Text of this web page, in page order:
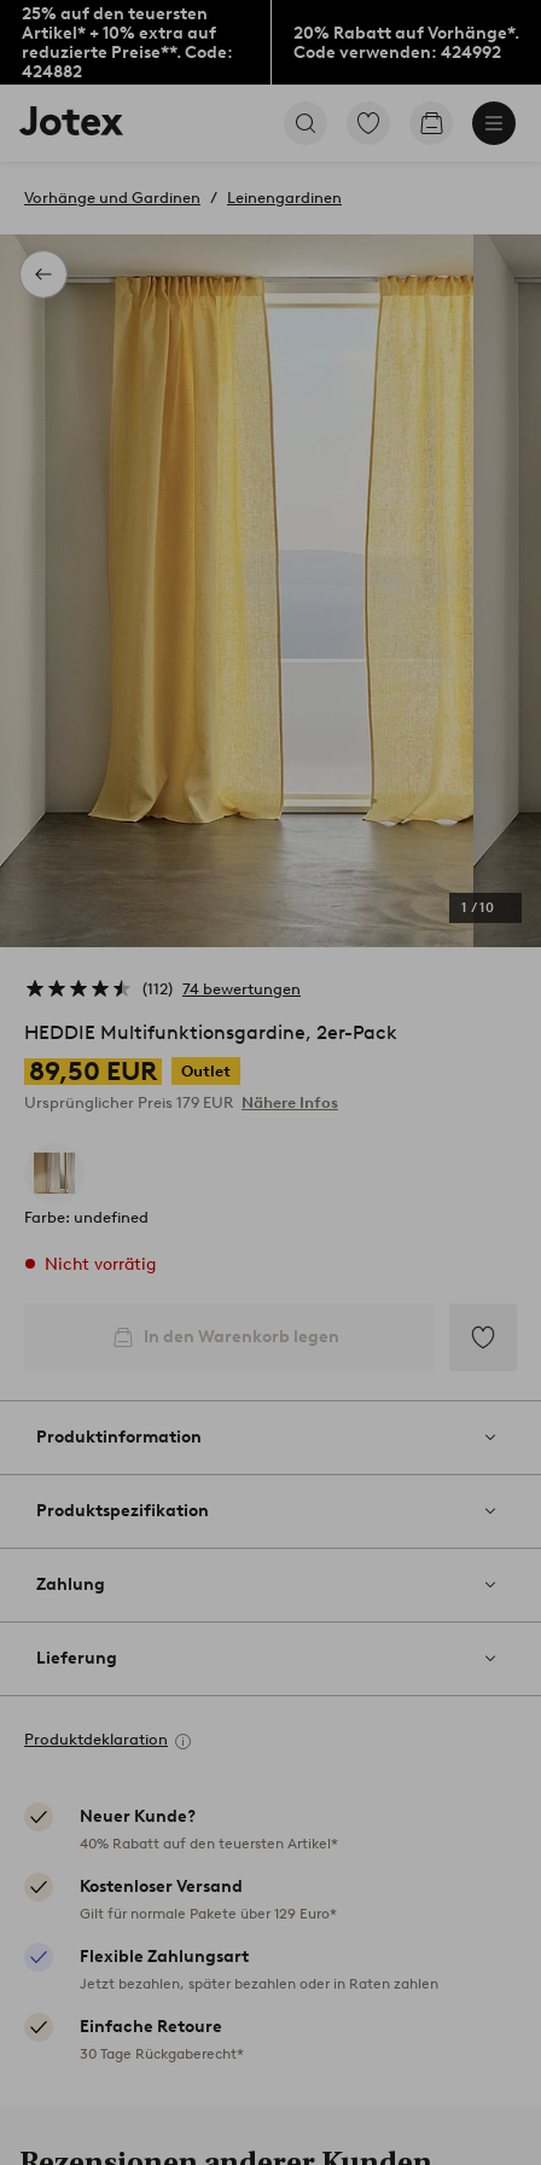
25% auf den teuersten
Artikel* + 10% extra auf
reduzierte Preise**. Code:
424882
20% Rabatt auf Vorhänge*.
Code verwenden: 424992
Jotex-
Logo
Startseite
Zu
Produkten
Zum
Zurück
Vorhänge und Gardinen Leinengardinen
1 /10
112 74 bewertungen
HEDDIE Multifunktionsgardine, 2er-Pack
89,50 EUR
Outlet
Ursprünglicher Preis 179 EUR Nähere Infos
Farbe: undefined
Nicht vorrätig
In den Warenkorb legen
Favoriten
Produktinformation
Produktspezifikation
Zahlung
Lieferung
Produktdeklaration
Neuer Kunde?
40% Rabatt auf den teuersten Artikel*
Kostenloser Versand
Gilt für normale Pakete über 129 Euro*
Flexible Zahlungsart
Jetzt bezahlen, später bezahlen oder in Raten zahlen
Einfache Retoure
30 Tage Rückgaberecht*